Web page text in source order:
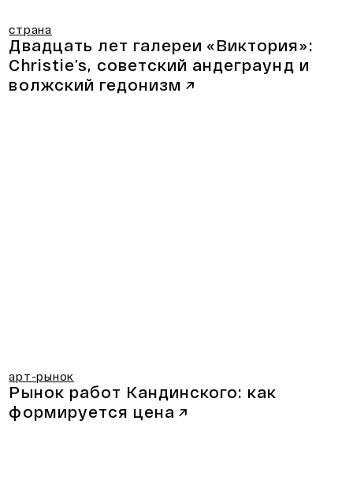
страна
Двадцать лет галереи «Виктория»:
Christie’s, советский андеграунд и
волжский гедонизм ↗
арт-рынок
Рынок работ Кандинского: как
формируется цена ↗